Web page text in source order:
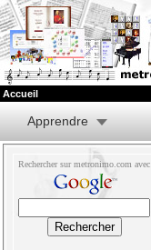
Accueil
Apprendre
Rechercher sur metronimo.com avec